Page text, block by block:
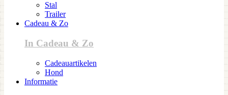
Stal
Trailer
Cadeau & Zo
In Cadeau & Zo
Cadeauartikelen
Hond
Informatie